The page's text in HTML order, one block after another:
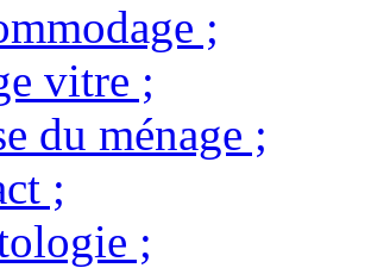
;
vitre ;
du ménage ;
;
;